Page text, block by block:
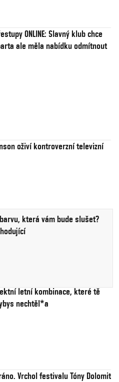
ONLINE: Slavný klub chce
ale měla nabídku odmítnout
oživí kontroverzní televizní
která vám bude slušet?
letní kombinace, které tě
nechtěl*a
Vrchol festivalu Tóny Dolomit